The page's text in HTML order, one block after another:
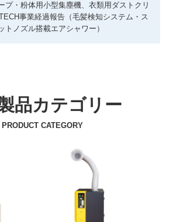
プ・粉体用小型集塵機、衣類用ダストクリ
事業経過報告（毛髪検知システム・ス
トノズル搭載エアシャワー）
品カテゴリー
PRODUCT CATEGORY